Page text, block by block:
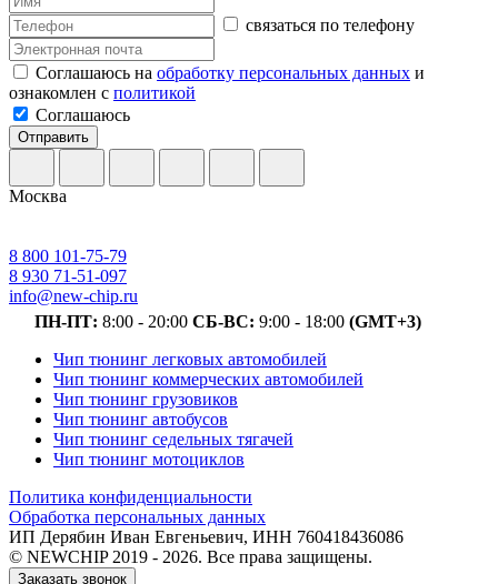
связаться по телефону
Соглашаюсь на обработку персональных данных и
ознакомлен с политикой
Соглашаюсь
Отправить
Москва
8 800 101-75-79
8 930 71-51-097
info@new-chip.ru
ПН-ПТ: 8:00 - 20:00 СБ-ВС: 9:00 - 18:00 (GMT+3)
Чип тюнинг легковых автомобилей
Чип тюнинг коммерческих автомобилей
Чип тюнинг грузовиков
Чип тюнинг автобусов
Чип тюнинг седельных тягачей
Чип тюнинг мотоциклов
Политика конфиденциальности
Обработка персональных данных
ИП Дерябин Иван Евгеньевич, ИНН 760418436086
© NEWCHIP 2019 - 2026. Все права защищены.
Заказать звонок